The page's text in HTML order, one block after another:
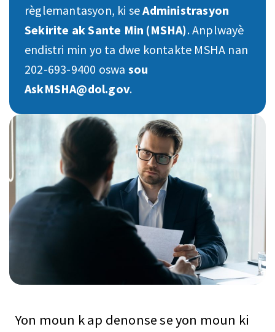
Yon moun k ap denonse se yon moun ki
règlemantasyon, ki seAdministrasyon
Sekirite ak Sante Min (MSHA). Anplwayè
endistri min yo ta dwe kontakte MSHA nan
202-693-9400 oswa sou
AskMSHA@dol.gov.